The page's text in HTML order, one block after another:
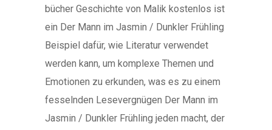
bücher Geschichte von Malik kostenlos ist
ein Der Mann im Jasmin / Dunkler Frühling
Beispiel dafür, wie Literatur verwendet
werden kann, um komplexe Themen und
Emotionen zu erkunden, was es zu einem
fesselnden Lesevergnügen Der Mann im
Jasmin / Dunkler Frühling jeden macht, der